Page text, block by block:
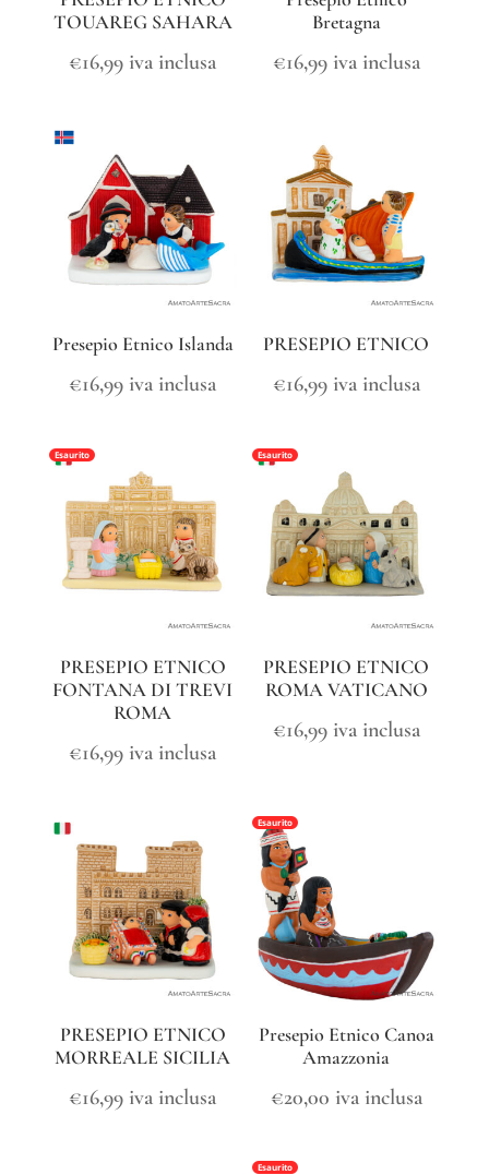
TOUAREG SAHARA
€16,99 iva inclusa
Bretagna
€16,99 iva inclusa
Presepio Etnico Islanda
€16,99 iva inclusa
PRESEPIO ETNICO
€16,99 iva inclusa
Esaurito
PRESEPIO ETNICO
FONTANA DI TREVI
ROMA
€16,99 iva inclusa
Esaurito
PRESEPIO ETNICO
ROMA VATICANO
€16,99 iva inclusa
PRESEPIO ETNICO
MORREALE SICILIA
€16,99 iva inclusa
Esaurito
Presepio Etnico Canoa
Amazzonia
€20,00 iva inclusa
Esaurito